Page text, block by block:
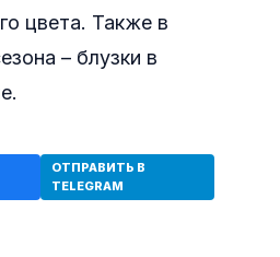
цвета. Также в
– блузки в
ОТПРАВИТЬ В
TELEGRAM